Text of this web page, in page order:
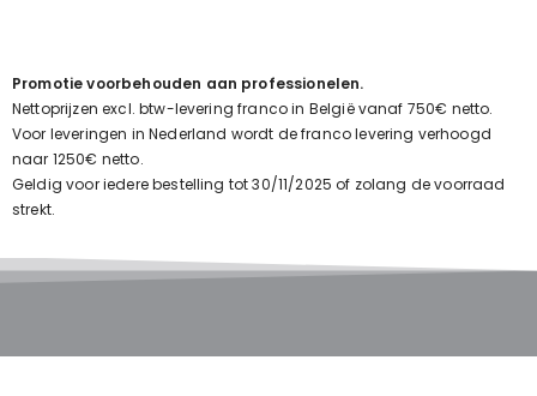
Promotie voorbehouden aan professionelen.
Nettoprijzen excl. btw-levering franco in België vanaf 750€ netto.
Voor leveringen in Nederland wordt de franco levering verhoogd
naar 1250€ netto.
Geldig voor iedere bestelling tot 30/11/2025 of zolang de voorraad
strekt.